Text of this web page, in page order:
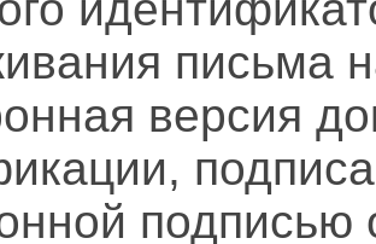
письма
версия
подписью